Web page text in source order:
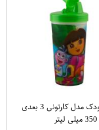
قمقمه کودک مدل کارتونی 3 بعدی